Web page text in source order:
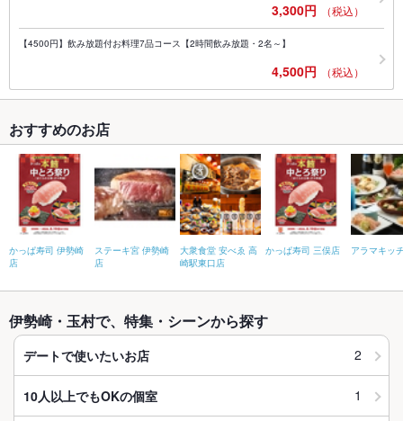
3,300円 （税込）
【4500円】飲み放題付お料理7品コース【2時間飲み放題・2名～】
4,500円 （税込）
おすすめのお店
かっぱ寿司 伊勢崎
店
ステーキ宮 伊勢崎
店
大衆食堂 安べゑ 高
崎駅東口店
かっぱ寿司 三俣店 アラマキッ
伊勢崎・玉村で、特集・シーンから探す
デートで使いたいお店 2
10人以上でもOKの個室 1